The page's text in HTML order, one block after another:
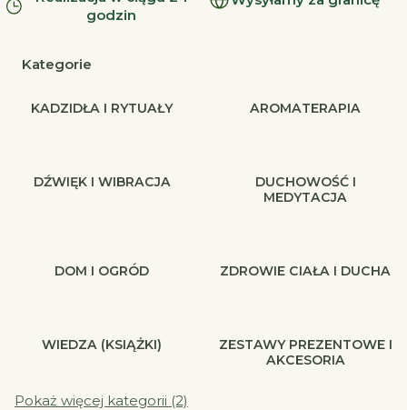
godzin
Kategorie
KADZIDŁA I RYTUAŁY AROMATERAPIA
DŹWIĘK I WIBRACJA
DUCHOWOŚĆ I
MEDYTACJA
DOM I OGRÓD ZDROWIE CIAŁA I DUCHA
WIEDZA (KSIĄŻKI)
ZESTAWY PREZENTOWE I
AKCESORIA
Pokaż więcej kategorii (2)